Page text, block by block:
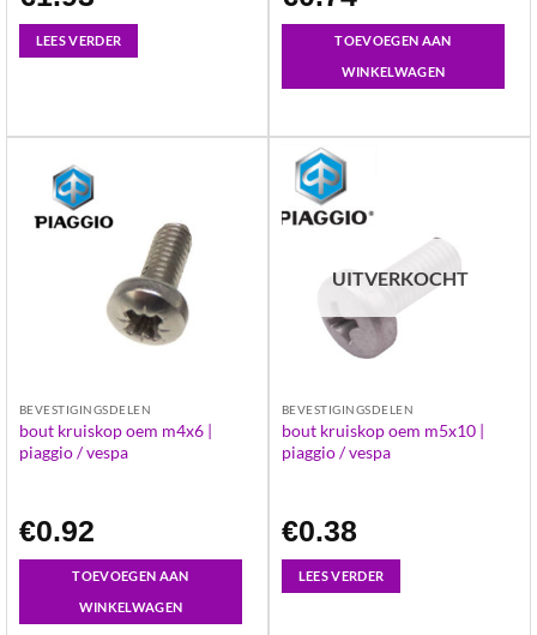
LEES VERDER
TOEVOEGEN AAN
WINKELWAGEN
BEVESTIGINGSDELEN
bout kruiskop oem m4x6 |
piaggio / vespa
€0.92
TOEVOEGEN AAN
WINKELWAGEN
UITVERKOCHT
BEVESTIGINGSDELEN
bout kruiskop oem m5x10 |
piaggio / vespa
€0.38
LEES VERDER